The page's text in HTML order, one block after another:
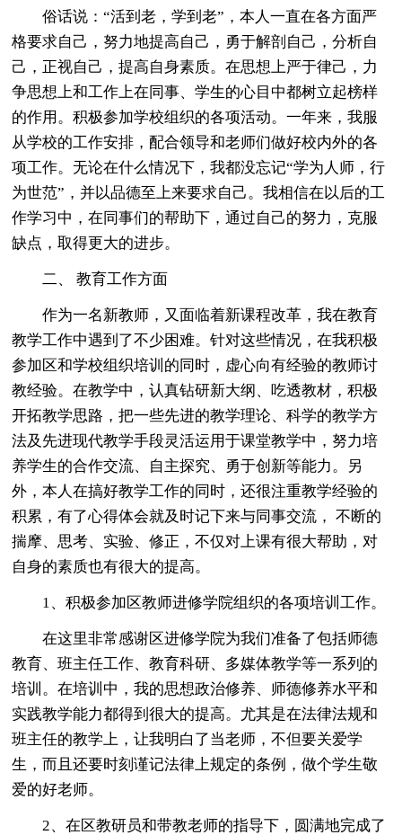
俗话说：“活到老，学到老”，本人一直在各方面严
格要求自己，努力地提高自己，勇于解剖自己，分析自
己，正视自己，提高自身素质。在思想上严于律己，力
争思想上和工作上在同事、学生的心目中都树立起榜样
的作用。积极参加学校组织的各项活动。一年来，我服
从学校的工作安排，配合领导和老师们做好校内外的各
项工作。无论在什么情况下，我都没忘记“学为人师，行
为世范”，并以品德至上来要求自己。我相信在以后的工
作学习中，在同事们的帮助下，通过自己的努力，克服
缺点，取得更大的进步。
二、 教育工作方面
作为一名新教师，又面临着新课程改革，我在教育
教学工作中遇到了不少困难。针对这些情况，在我积极
参加区和学校组织培训的同时，虚心向有经验的教师讨
教经验。在教学中，认真钻研新大纲、吃透教材，积极
开拓教学思路，把一些先进的教学理论、科学的教学方
法及先进现代教学手段灵活运用于课堂教学中，努力培
养学生的合作交流、自主探究、勇于创新等能力。另
外，本人在搞好教学工作的同时，还很注重教学经验的
积累，有了心得体会就及时记下来与同事交流， 不断的
揣摩、思考、实验、修正，不仅对上课有很大帮助，对
自身的素质也有很大的提高。
1、积极参加区教师进修学院组织的各项培训工作。
在这里非常感谢区进修学院为我们准备了包括师德
教育、班主任工作、教育科研、多媒体教学等一系列的
培训。在培训中，我的思想政治修养、师德修养水平和
实践教学能力都得到很大的提高。尤其是在法律法规和
班主任的教学上，让我明白了当老师，不但要关爱学
生，而且还要时刻谨记法律上规定的条例，做个学生敬
爱的好老师。
2、在区教研员和带教老师的指导下，圆满地完成了